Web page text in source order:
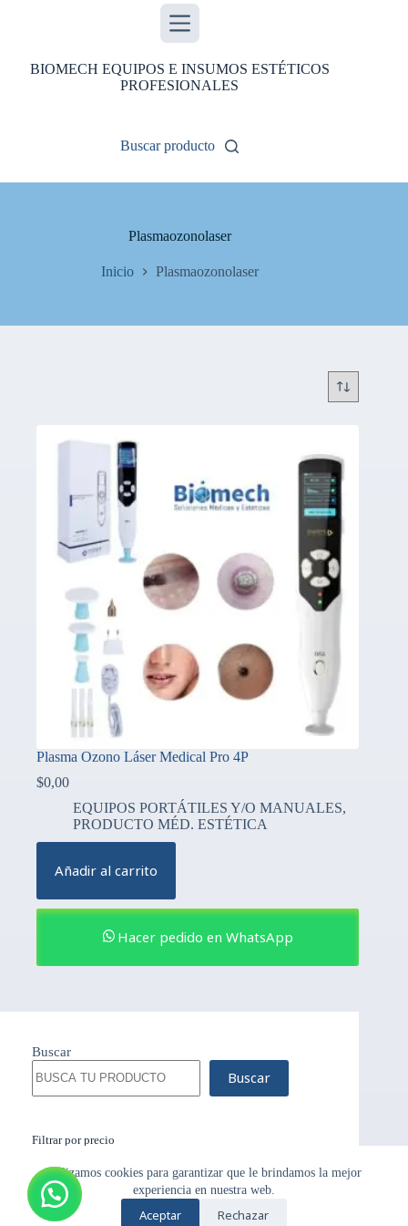
Utilizamos cookies para garantizar que le brindamos la mejor
experiencia en nuestra web.
Aceptar Rechazar
BIOMECH EQUIPOS E INSUMOS ESTÉTICOS
PROFESIONALES
Buscar producto
Plasmaozonolaser
Inicio Plasmaozonolaser
Plasma Ozono Láser Medical Pro 4P
$0,00
EQUIPOS PORTÁTILES Y/O MANUALES,
PRODUCTO MÉD. ESTÉTICA
Añadir al carrito
Hacer pedido en WhatsApp
Buscar
Buscar
Filtrar por precio